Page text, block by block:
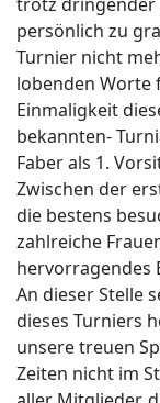
persönlich zu
Turnier nicht
lobenden Worte
Einmaligkeit
bekannten-
Faber als 1.
Zwischen der
die bestens
zahlreiche
hervorragendes
An dieser Stelle
dieses Turniers
unsere treuen
Zeiten nicht im